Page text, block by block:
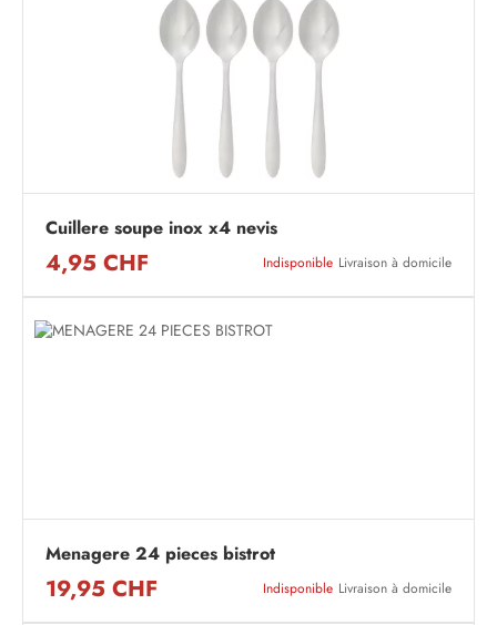
Cuillere soupe inox x4 nevis
4,95 CHF Indisponible Livraison à domicile
Menagere 24 pieces bistrot
19,95 CHF Indisponible Livraison à domicile